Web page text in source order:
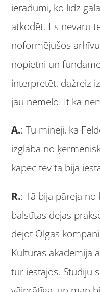
ieradumi, ko līdz
atkodēt. Es nevaru
noformējušos
nopietni un
interpretēt, dažreiz
jau nemelo. It kā
A.: Tu minēji, ka
izglāba no
kāpēc tev tā bija
R.: Tā bija pāreja no
balstītas dejas
dejot Olgas
Kultūras akadēmijā
tur iestājos. Studiju